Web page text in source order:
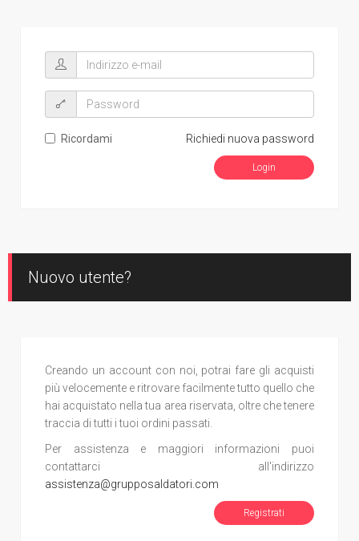
Richiedi nuova password
Ricordami
Nuovo utente?
Creando un account con noi, potrai fare gli acquisti
più velocemente e ritrovare facilmente tutto quello che
hai acquistato nella tua area riservata, oltre che tenere
traccia di tutti i tuoi ordini passati.
Per assistenza e maggiori informazioni puoi
contattarci all'indirizzo
assistenza@grupposaldatori.com
Registrati